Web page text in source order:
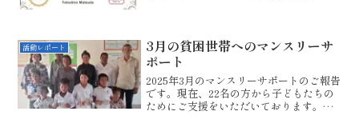
ログランキングにご協力い...
活動レポート
3月の貧困世帯へのマンスリーサ
ポート
2025年3月のマンスリーサポートのご報告
です。現在、22名の方から子どもたちの
ためにご支援をいただいております。改